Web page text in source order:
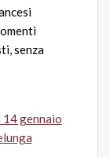
senza